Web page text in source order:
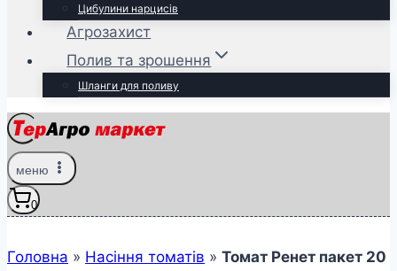
Цибулини нарцисів
Агрозахист
Полив та зрошення
Шланги для поливу
меню
0
Головна » Насіння томатів » Томат Ренет пакет 20